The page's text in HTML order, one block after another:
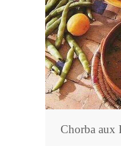
Chorba aux